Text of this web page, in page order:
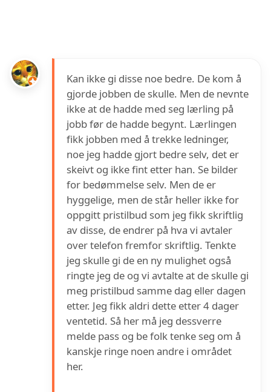
Kan ikke gi disse noe bedre. De kom å
gjorde jobben de skulle. Men de nevnte
ikke at de hadde med seg lærling på
jobb før de hadde begynt. Lærlingen
fikk jobben med å trekke ledninger,
noe jeg hadde gjort bedre selv, det er
skeivt og ikke fint etter han. Se bilder
for bedømmelse selv. Men de er
hyggelige, men de står heller ikke for
oppgitt pristilbud som jeg fikk skriftlig
av disse, de endrer på hva vi avtaler
over telefon fremfor skriftlig. Tenkte
jeg skulle gi de en ny mulighet også
ringte jeg de og vi avtalte at de skulle gi
meg pristilbud samme dag eller dagen
etter. Jeg fikk aldri dette etter 4 dager
ventetid. Så her må jeg dessverre
melde pass og be folk tenke seg om å
kanskje ringe noen andre i området
her.